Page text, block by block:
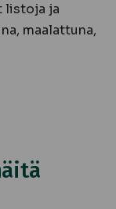
listoja ja
maalattuna,